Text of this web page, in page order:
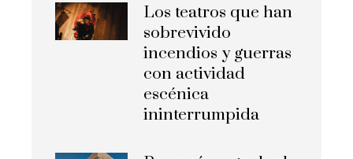
Los teatros que han
sobrevivido
incendios y guerras
con actividad
escénica
ininterrumpida